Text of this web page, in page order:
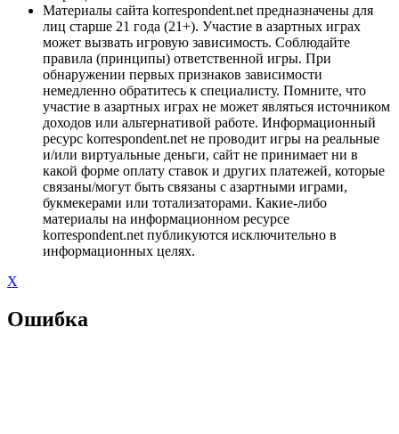
Материалы сайта korrespondent.net предназначены для
лиц старше 21 года (21+). Участие в азартных играх
может вызвать игровую зависимость. Соблюдайте
правила (принципы) ответственной игры. При
обнаружении первых признаков зависимости
немедленно обратитесь к специалисту. Помните, что
участие в азартных играх не может являться источником
доходов или альтернативой работе. Информационный
ресурс korrespondent.net не проводит игры на реальные
и/или виртуальные деньги, сайт не принимает ни в
какой форме оплату ставок и других платежей, которые
связаны/могут быть связаны с азартными играми,
букмекерами или тотализаторами. Какие-либо
материалы на информационном ресурсе
korrespondent.net публикуются исключительно в
информационных целях.
X
Ошибка